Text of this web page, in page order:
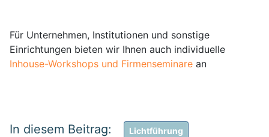
Für Unternehmen, Institutionen und sonstige
Einrichtungen bieten wir Ihnen auch individuelle
Inhouse-Workshops und Firmenseminare an
Lichtführung